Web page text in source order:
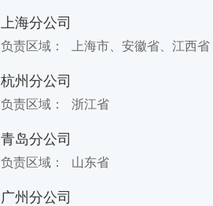
上海分公司
负责区域： 上海市、安徽省、江西省
杭州分公司
负责区域： 浙江省
青岛分公司
负责区域： 山东省
广州分公司